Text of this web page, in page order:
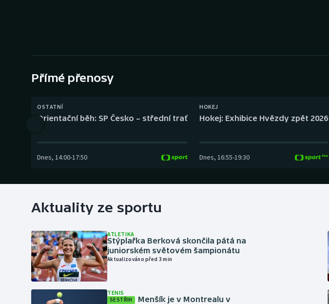
Gymnastika Plážový volejbal
Přímé přenosy
OSTATNÍ
Orientační běh: SP Česko – střední trať
Dnes, 14:00-17:50
HOKEJ
Hokej: Exhibice Hvězdy zpět 2026
Dnes, 16:55-19:30
Aktuality ze sportu
ATLETIKA
Stýplařka Berková skončila pátá na
juniorském světovém šampionátu
Aktualizováno před 3 min
TENIS
SESTŘIH
Menšík je v Montrealu v